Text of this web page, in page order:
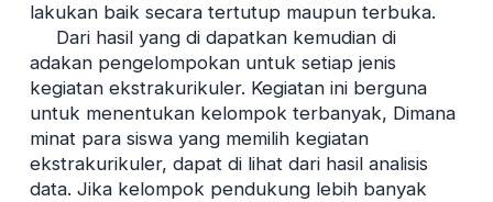
lakukan baik secara tertutup maupun terbuka.
Dari hasil yang di dapatkan kemudian di
adakan pengelompokan untuk setiap jenis
kegiatan ekstrakurikuler. Kegiatan ini berguna
untuk menentukan kelompok terbanyak, Dimana
minat para siswa yang memilih kegiatan
ekstrakurikuler, dapat di lihat dari hasil analisis
data. Jika kelompok pendukung lebih banyak